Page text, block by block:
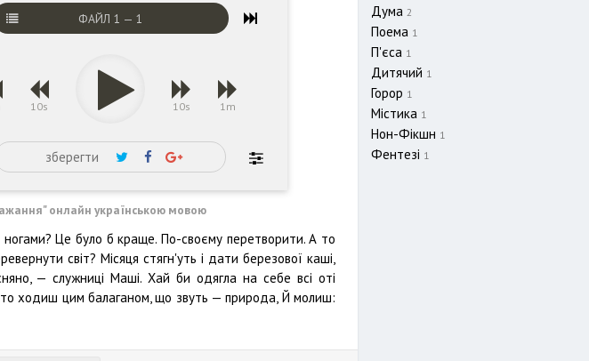
Дума 2
Поема 1
П'єса 1
Дитячий 1
Горор 1
Містика 1
Нон-Фікшн 1
Фентезі 1
ФАЙЛ 1 — 1
10s 10s 1m
зберегти
онлайн українською мовою
Це було б краще. По-своєму перетворити. А то
світ? Місяця стягн'уть і дати березової каші,
— служниці Маші. Хай би одягла на себе всі оті
то ходиш цим балаганом, що звуть — природа, Й молиш: